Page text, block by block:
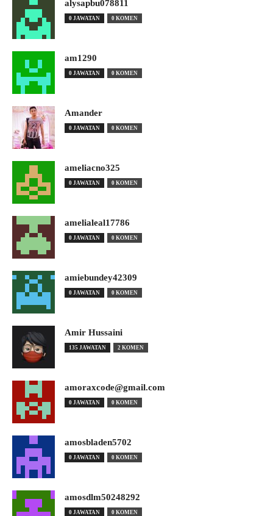
alysapbu078811
0 JAWATAN 0 KOMEN
am1290
0 JAWATAN 0 KOMEN
Amander
0 JAWATAN 0 KOMEN
ameliacno325
0 JAWATAN 0 KOMEN
amelialeal17786
0 JAWATAN 0 KOMEN
amiebundey42309
0 JAWATAN 0 KOMEN
Amir Hussaini
135 JAWATAN 2 KOMEN
amoraxcode@gmail.com
0 JAWATAN 0 KOMEN
amosbladen5702
0 JAWATAN 0 KOMEN
amosdlm50248292
0 JAWATAN 0 KOMEN